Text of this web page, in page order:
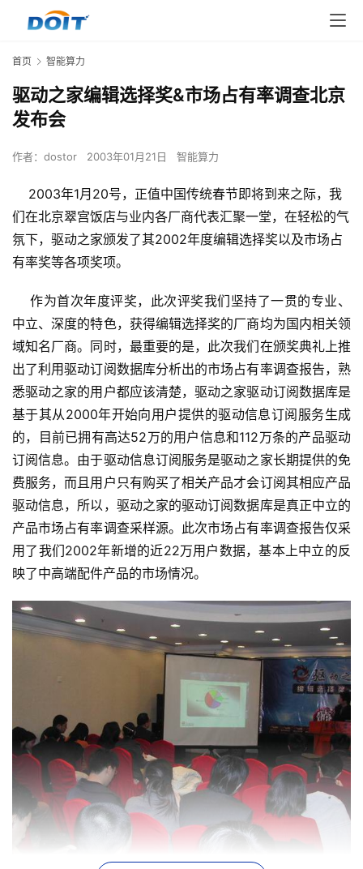
首页 智能算力
驱动之家编辑选择奖&市场占有率调查北京
发布会
作者： dostor 2003年01月21日 智能算力
2003年1月20号，正值中国传统春节即将到来之际，我
们在北京翠宫饭店与业内各厂商代表汇聚一堂，在轻松的气
氛下，驱动之家颁发了其2002年度编辑选择奖以及市场占
有率奖等各项奖项。
作为首次年度评奖，此次评奖我们坚持了一贯的专业、
中立、深度的特色，获得编辑选择奖的厂商均为国内相关领
域知名厂商。同时，最重要的是，此次我们在颁奖典礼上推
出了利用驱动订阅数据库分析出的市场占有率调查报告，熟
悉驱动之家的用户都应该清楚，驱动之家驱动订阅数据库是
基于其从2000年开始向用户提供的驱动信息订阅服务生成
的，目前已拥有高达52万的用户信息和112万条的产品驱动
订阅信息。由于驱动信息订阅服务是驱动之家长期提供的免
费服务，而且用户只有购买了相关产品才会订阅其相应产品
驱动信息，所以，驱动之家的驱动订阅数据库是真正中立的
产品市场占有率调查采样源。此次市场占有率调查报告仅采
用了我们2002年新增的近22万用户数据，基本上中立的反
映了中高端配件产品的市场情况。